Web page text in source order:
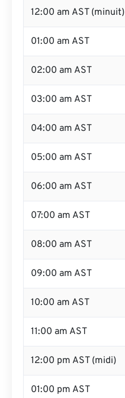
12:00 am AST (minuit)
01:00 am AST
02:00 am AST
03:00 am AST
04:00 am AST
05:00 am AST
06:00 am AST
07:00 am AST
08:00 am AST
09:00 am AST
10:00 am AST
11:00 am AST
12:00 pm AST (midi)
01:00 pm AST